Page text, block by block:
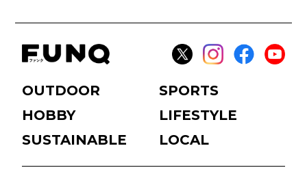
OUTDOOR
SPORTS
HOBBY
LIFESTYLE
SUSTAINABLE
LOCAL